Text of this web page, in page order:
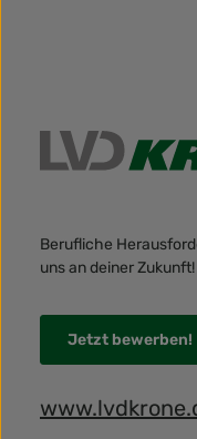
Berufliche
uns an deiner Zukunft!
Jetzt bewerben!